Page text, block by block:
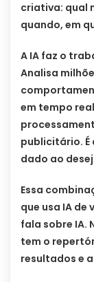
criativa: qual
quando, em
A IA faz o
Analisa
em tempo
publicitário.
dado ao
Essa
que usa IA de
fala sobre IA.
tem o
resultados e